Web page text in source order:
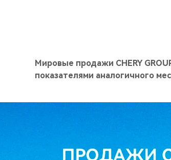
Мировые продажи CHERY
показателями аналогичного